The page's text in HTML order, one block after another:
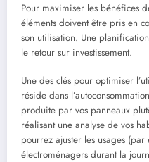
Pour maximiser les bénéfices
éléments doivent être pris en
son utilisation. Une
le retour sur investissement.
Une des clés pour optimiser
réside dans
produite par vos panneaux
réalisant une analyse de vos
pourrez ajuster les usages
électroménagers durant la